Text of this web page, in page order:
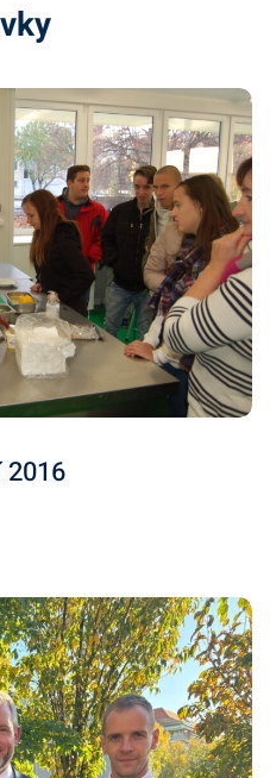
2016